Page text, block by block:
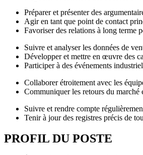
Préparer et présenter des
Agir en tant que point de contact
Favoriser des relations à long terme
Suivre et analyser les données de
Développer et mettre en œuvre des
Participer à des événements
Collaborer étroitement avec les
Communiquer les retours du marché
Suivre et rendre compte
Tenir à jour des registres précis de
PROFIL DU POSTE